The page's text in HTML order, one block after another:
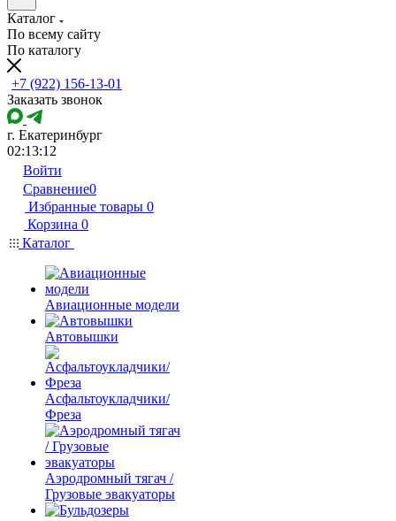
Каталог
По всему сайту
По каталогу
+7 (922) 156-13-01
Заказать звонок
г. Екатеринбург
02:13:12
Войти
Сравнение0
Избранные товары 0
Корзина 0
Каталог
Авиационные модели
Автовышки
Асфальтоукладчики/
Фреза
Аэродромный тягач /
Грузовые эвакуаторы